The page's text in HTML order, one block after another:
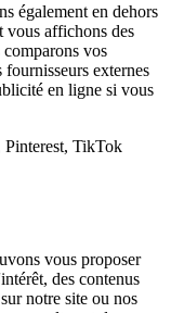
également en dehors
vous affichons des
vos
fournisseurs externes
en ligne si vous
TikTok
vous proposer
des contenus
notre site ou nos